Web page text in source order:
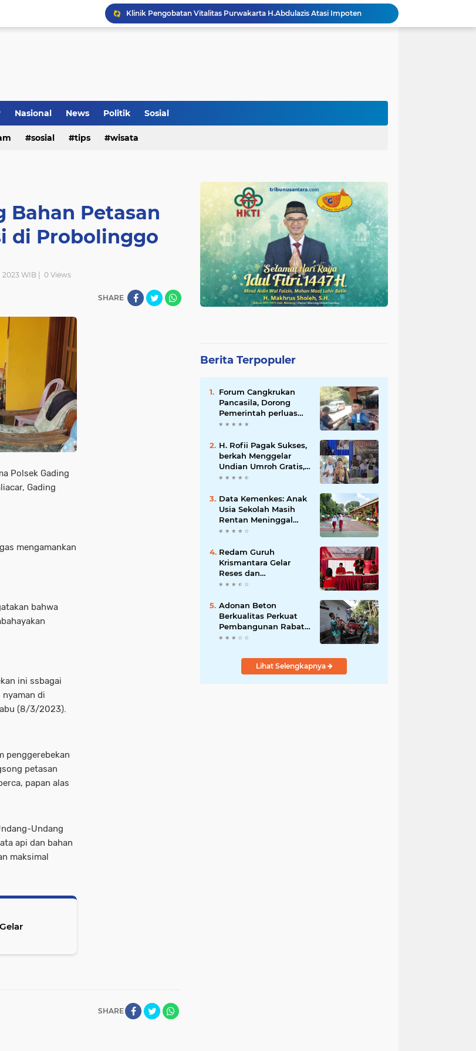
Klinik Pengobatan Vitalitas Purwakarta H.Abdulazis Atasi Impoten
Tradisi Penyambutan Kapolres Baru di Polres Yahukimo
Polda Papua Bekali Personel Polres Jajaran dengan Pemahaman AI untuk Mendukung Tugas Kepolisian
Nasional News Politik Sosial
sosial tips wisata
Bahan Petasan
di Probolinggo
WIB | 0Views
SHARE
Polsek Gading
Gading
mengamankan
bahwa
ini ssbagai
nyaman di
(8/3/2023).
penggerebekan
petasan
papan alas
Undang
api dan bahan
maksimal
SHARE
Berita Terpopuler
Forum Cangkrukan
Pancasila, Dorong
Pemerintah perluas
intensif Perpajakan
UMKM.
H. Rofii Pagak Sukses,
berkah Menggelar
Undian Umroh Gratis,
Wujud Kepedulian
Data Kemenkes: Anak
Usia Sekolah Masih
Rentan Meninggal
Akibat DBD
Redam Guruh
Krismantara Gelar
Reses dan
Silaturrahmi bersama
Se -Kecamatan
Lawang.
Adonan Beton
Berkualitas Perkuat
Pembangunan Rabat
Jalan TMMD ke-129 di
Lihat Selengkapnya